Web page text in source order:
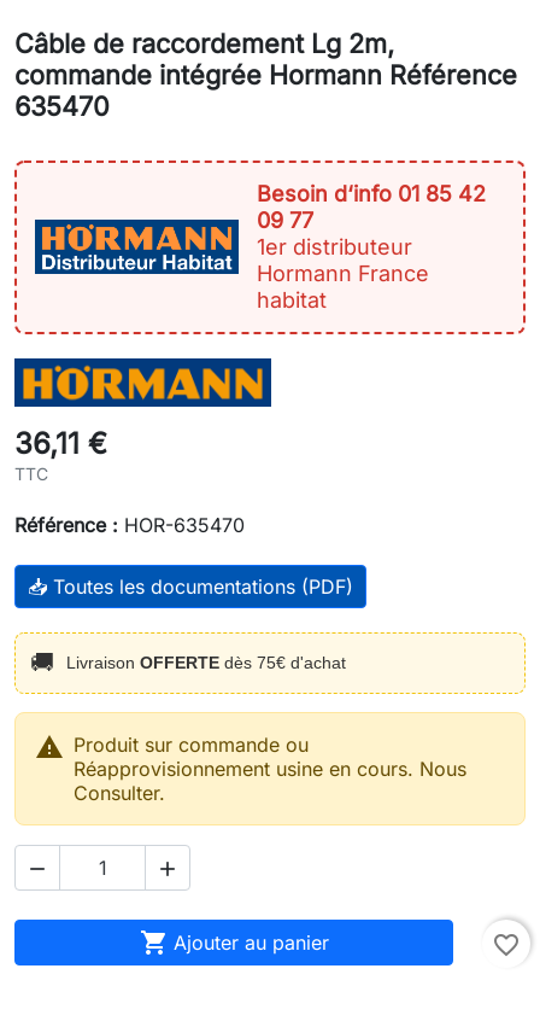
Câble de raccordement Lg 2m,
commande intégrée Hormann Référence
635470
Besoin d‘info 01 85 42
09 77
1er distributeur
Hormann France
habitat
36,11 €
TTC
Référence : HOR-635470
📥 Toutes les documentations (PDF)
🚚 Livraison OFFERTE dès 75€ d'achat
 Produit sur commande ou
Réapprovisionnement usine en cours. Nous
Consulter.
 
 Ajouter au panier favorite_border